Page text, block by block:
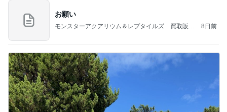
お願い
モンスターアクアリウム＆レプタイルズ 買取販売
8日前